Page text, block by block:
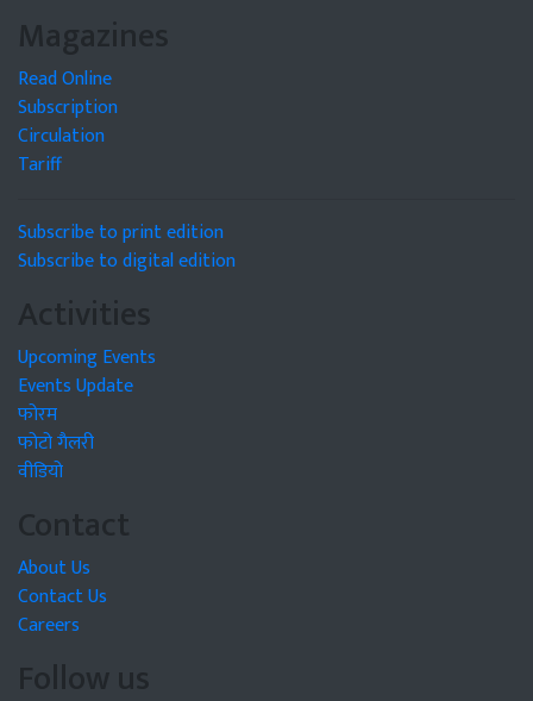
Magazines
Read Online
Subscription
Circulation
Tariff
Subscribe to print edition
Subscribe to digital edition
Activities
Upcoming Events
Events Update
फोरम
फोटो गैलरी
वीडियो
Contact
About Us
Contact Us
Careers
Follow us